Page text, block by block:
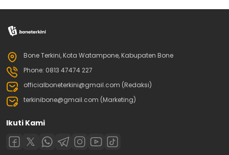
Bone Terkini, Kota Watampone, Kabupaten Bone
Phone: 0813 47474 227
officialboneterkini@gmail.com (Redaksi)
terkinibone@gmail.com (Marketing)
Ikuti Kami